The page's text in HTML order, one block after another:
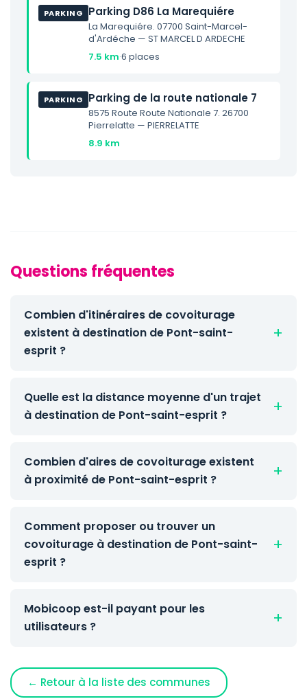
PARKING Parking D86 La Marequiére
La Marequiére. 07700 Saint-Marcel-
d'Ardéche — ST MARCEL D ARDECHE
7.5 km·6 places
PARKING Parking de la route nationale 7
8575 Route Route Nationale 7. 26700
Pierrelatte — PIERRELATTE
8.9 km
Questions fréquentes
Combien d'itinéraires de covoiturage
existent à destination de Pont-saint-
esprit ?
Quelle est la distance moyenne d'un trajet
à destination de Pont-saint-esprit ?
Combien d'aires de covoiturage existent
à proximité de Pont-saint-esprit ?
Comment proposer ou trouver un
covoiturage à destination de Pont-saint-
esprit ?
Mobicoop est-il payant pour les
utilisateurs ?
← Retour à la liste des communes